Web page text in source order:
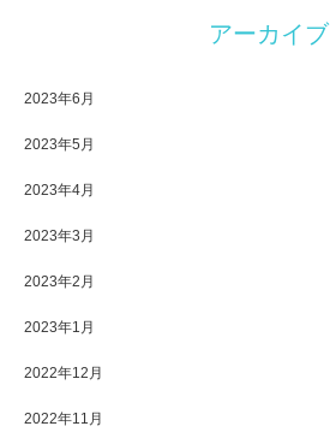
アーカイブ
2023年6月
2023年5月
2023年4月
2023年3月
2023年2月
2023年1月
2022年12月
2022年11月